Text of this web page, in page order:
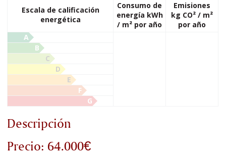
Escala de calificación
energética
Consumo de
energía kWh
/ m² por año
Emisiones
kg CO² / m²
por año
A
B
C
D
E
F
G
Descripción
Precio: 64.000€